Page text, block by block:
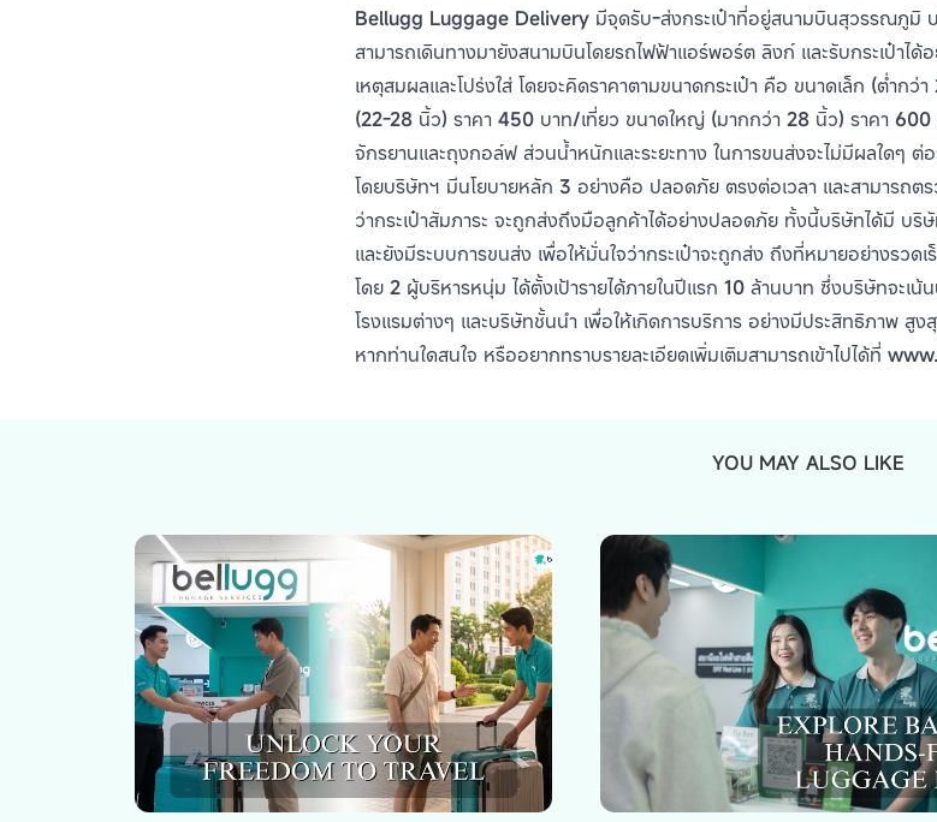
Bellugg Luggage Delivery มีจุดรับ-ส่งกระเป๋าที่อยู่สนามบินสุวรรณภูมิ
สามารถเดินทางมายังสนามบินโดยรถไฟฟ้าแอร์พอร์ต ลิงก์ และรับกระเป๋าไ
เหตุสมผลและโปร่งใส่ โดยจะคิดราคาตามขนาดกระเป๋า คือ ขนาดเล็ก (ต่ำก
(22-28 นิ้ว) ราคา 450 บาท/เที่ยว ขนาดใหญ่ (มากกว่า 28 นิ้ว) ราคา
จักรยานและถุงกอล์ฟ ส่วนน้ำหนักและระยะทาง ในการขนส่งจะไม่มีผลใดๆ ต่
โดยบริษัทฯ มีนโยบายหลัก 3 อย่างคือ ปลอดภัย ตรงต่อเวลา และสามารถตร
ว่ากระเป๋าสัมภาระ จะถูกส่งถึงมือลูกค้าได้อย่างปลอดภัย ทั้งนี้บริษัทได้มี บริ
และยังมีระบบการขนส่ง เพื่อให้มั่นใจว่ากระเป๋าจะถูกส่ง ถึงที่หมายอย่างรวด
โดย 2 ผู้บริหารหนุ่ม ได้ตั้งเป้ารายได้ภายในปีแรก 10 ล้านบาท ซึ่งบริษัทจะเ
โรงแรมต่างๆ และบริษัทชั้นนำ เพื่อให้เกิดการบริการ อย่างมีประสิทธิภาพ สูง
หากท่านใดสนใจ หรืออยากทราบรายละเอียดเพิ่มเติมสามารถเข้าไปได้ที่
YOU MAY ALSO LIKE